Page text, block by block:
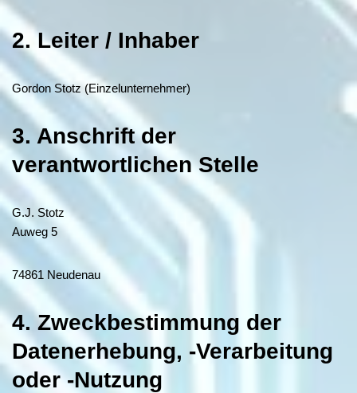
2. Leiter / Inhaber
Gordon Stotz (Einzelunternehmer)
3. Anschrift der
verantwortlichen Stelle
G.J. Stotz
Auweg 5
74861 Neudenau
4. Zweckbestimmung der
Datenerhebung, -Verarbeitung
oder -Nutzung